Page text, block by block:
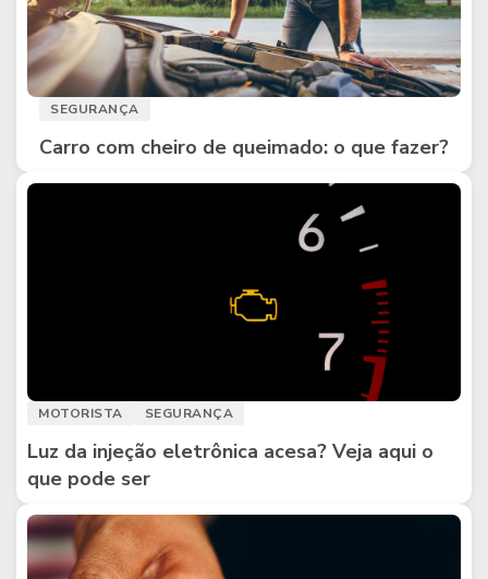
SEGURANÇA
Carro com cheiro de queimado: o que fazer?
MOTORISTA SEGURANÇA
Luz da injeção eletrônica acesa? Veja aqui o
que pode ser